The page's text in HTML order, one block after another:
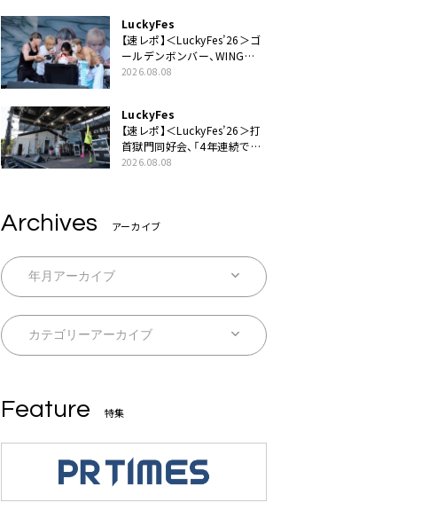
LuckyFes
【速レポ】＜LuckyFes’26＞ゴ
ールデンボンバー、WING
STAGEトップバッターでかき
2026.08.08
LuckyFes
【速レポ】＜LuckyFes’26＞打
首獄門同好会、「4年連続で出
演させてもらってます。今日
2026.08.08
Archives アーカイブ
Feature 特集